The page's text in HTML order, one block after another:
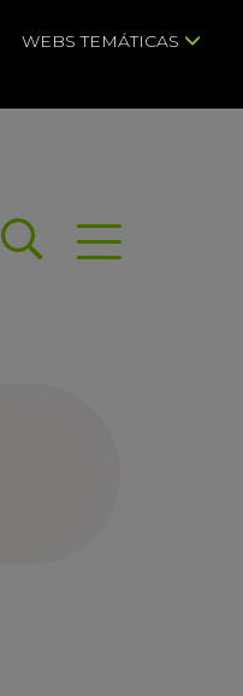
WEBS TEMÁTICAS
BuscarAbrir menú